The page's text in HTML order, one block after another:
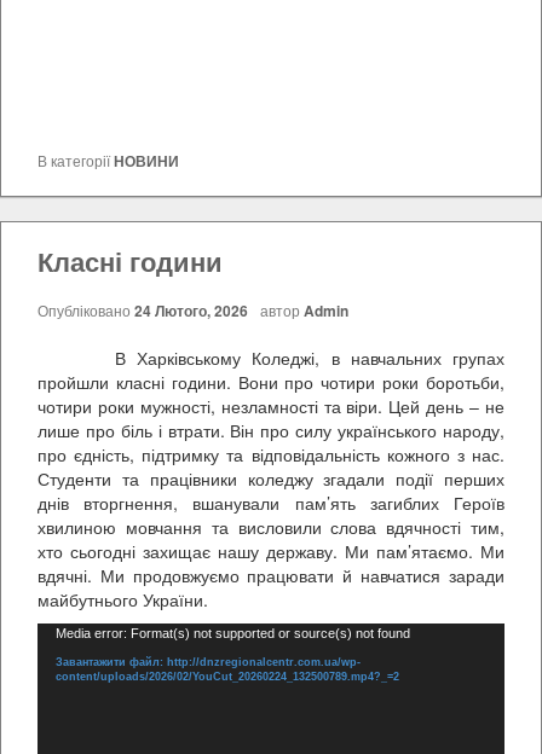
В категоріїНОВИНИ
Класні години
Опубліковано 24 Лютого, 2026 автор Admin
В Харківському Коледжі, в навчальних групах
пройшли класні години. Вони про чотири роки боротьби,
чотири роки мужності, незламності та віри. Цей день – не
лише про біль і втрати. Він про силу українського народу,
про єдність, підтримку та відповідальність кожного з нас.
Студенти та працівники коледжу згадали події перших
днів вторгнення, вшанували пам’ять загиблих Героїв
хвилиною мовчання та висловили слова вдячності тим,
хто сьогодні захищає нашу державу. Ми пам’ятаємо. Ми
вдячні. Ми продовжуємо працювати й навчатися заради
майбутнього України.
Відеопрогравач
Media error: Format(s) not supported or source(s) not found
Завантажити файл: http://dnzregionalcentr.com.ua/wp-
content/uploads/2026/02/YouCut_20260224_132500789.mp4?_=2